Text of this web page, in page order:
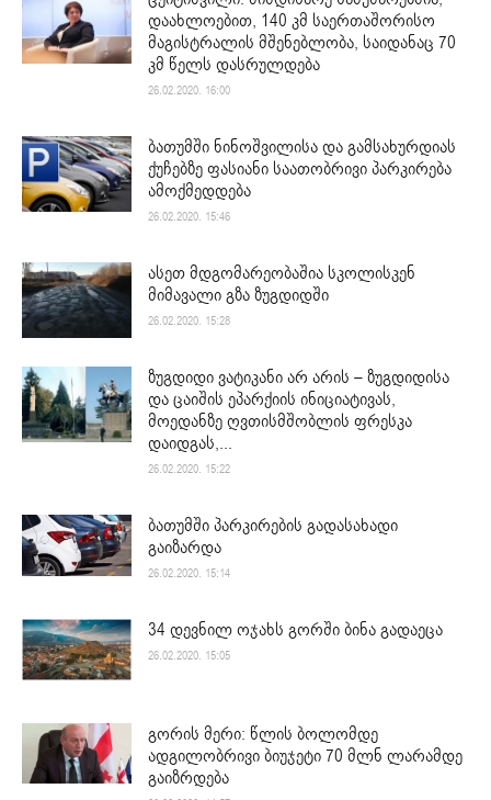
დაახლოებით, 140 კმ საერთაშორისო
მაგისტრალის მშენებლობა, საიდანაც 70
კმ წელს დასრულდება
26.02.2020. 16:00
ბათუმში ნინოშვილისა და გამსახურდიას
ქუჩებზე ფასიანი საათობრივი პარკირება
ამოქმედდება
26.02.2020. 15:46
ასეთ მდგომარეობაშია სკოლისკენ
მიმავალი გზა ზუგდიდში
26.02.2020. 15:28
ზუგდიდი ვატიკანი არ არის – ზუგდიდისა
და ცაიშის ეპარქიის ინიციატივას,
მოედანზე ღვთისმშობლის ფრესკა
დაიდგას,...
26.02.2020. 15:22
ბათუმში პარკირების გადასახადი
გაიზარდა
26.02.2020. 15:14
34 დევნილ ოჯახს გორში ბინა გადაეცა
26.02.2020. 15:05
გორის მერი: წლის ბოლომდე
ადგილობრივი ბიუჯეტი 70 მლნ ლარამდე
გაიზრდება